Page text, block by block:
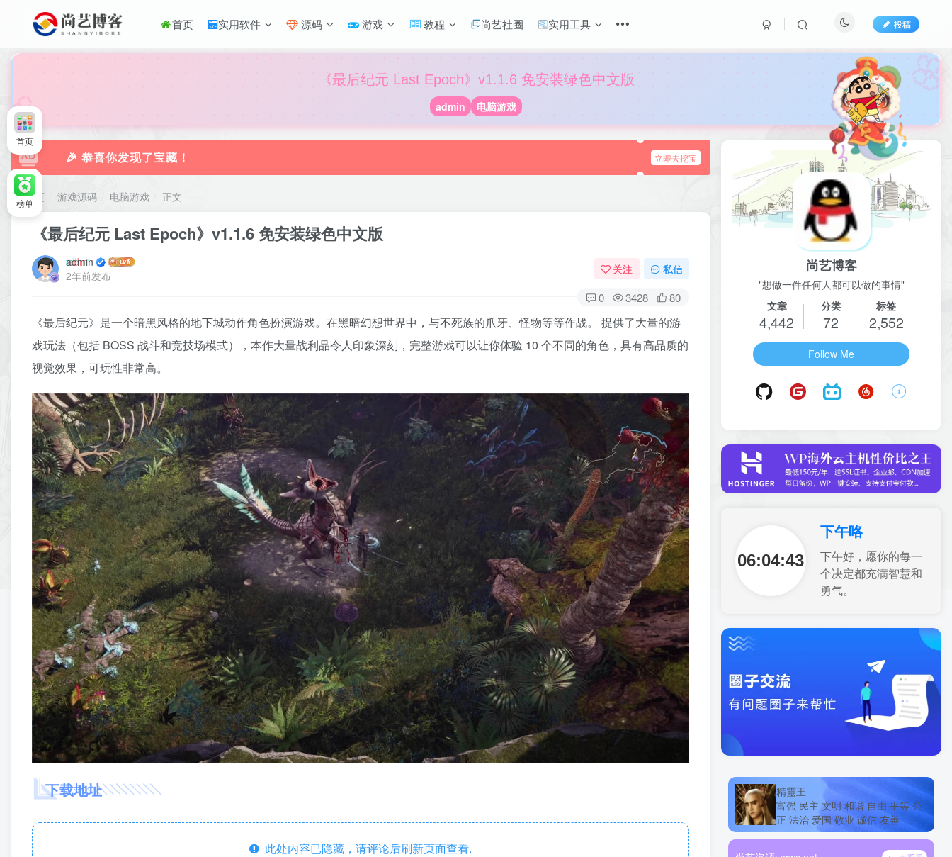
首页 实用软件 源码 游戏 教程 尚艺社圈 实用工具 投稿
《最后纪元 Last Epoch》v1.1.6 免安装绿色中文版
admin 电脑游戏
🎉 恭喜你发现了宝藏！ 立即去挖宝
首页 游戏源码 电脑游戏 正文
《最后纪元 Last Epoch》v1.1.6 免安装绿色中文版
admin
2年前发布
关注 私信
0 3428 80
《最后纪元》是一个暗黑风格的地下城动作角色扮演游戏。在黑暗幻想世界中，与不死族的爪牙、怪物等等作战。 提供了大量的游
戏玩法（包括 BOSS 战斗和竞技场模式），本作大量战利品令人印象深刻，完整游戏可以让你体验 10 个不同的角色，具有高品质的
视觉效果，可玩性非常高。
下载地址
此处内容已隐藏，请评论后刷新页面查看.
尚艺博客
"想做一件任何人都可以做的事情"
文章
4,442
分类
72
标签
2,552
Follow Me
06:04:45
下午咯
下午好，愿你的每一
个决定都充满智慧和
勇气。
精靈王
富强 民主 文明 和谐 自由 平等 公
正 法治 爱国 敬业 诚信 友善
首页
榜单